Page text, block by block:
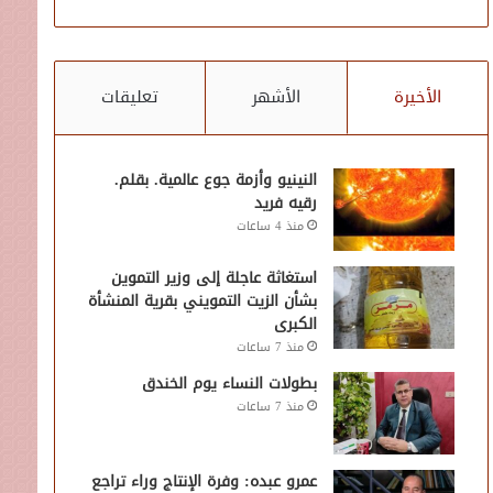
الأخيرة الأشهر تعليقات
النينيو وأزمة جوع عالمية. بقلم.
رقيه فريد
منذ 4 ساعات
استغاثة عاجلة إلى وزير التموين
بشأن الزيت التمويني بقرية المنشأة
الكبرى
منذ 7 ساعات
بطولات النساء يوم الخندق
منذ 7 ساعات
عمرو عبده: وفرة الإنتاج وراء تراجع